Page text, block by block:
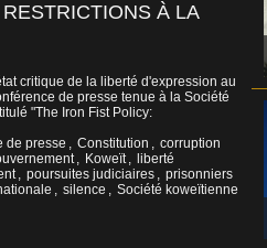
À LA
critique de la liberté d'expression au
de presse tenue à la Société
"The Iron Fist Policy:
de presse , Constitution , corruption
, Koweït , liberté
, poursuites judiciaires , prisonniers
, silence , Société koweïtienne